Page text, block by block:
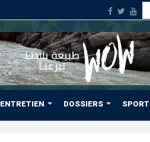
ENTRETIEN DOSSIERS SPORT